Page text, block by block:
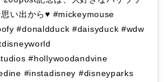
思い出から♥ #mickeymouse
#donaldduck #daisyduck #wdw
#hollywoodandvine
#instadisney #disneyparks